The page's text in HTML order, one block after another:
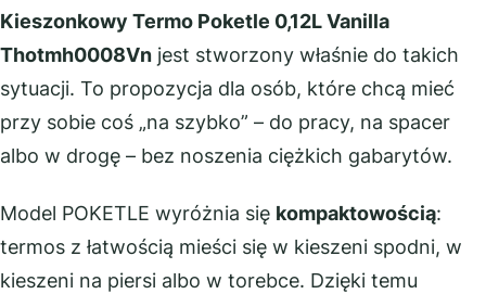
Kieszonkowy Termo Poketle 0,12L Vanilla
Thotmh0008Vn jest stworzony właśnie do takich
sytuacji. To propozycja dla osób, które chcą mieć
przy sobie coś „na szybko” – do pracy, na spacer
albo w drogę – bez noszenia ciężkich gabarytów.
Model POKETLE wyróżnia się kompaktowością:
termos z łatwością mieści się w kieszeni spodni, w
kieszeni na piersi albo w torebce. Dzięki temu